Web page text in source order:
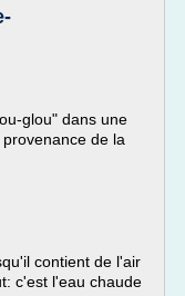
glou" dans une
de la
contient de l'air
c'est l'eau chaude